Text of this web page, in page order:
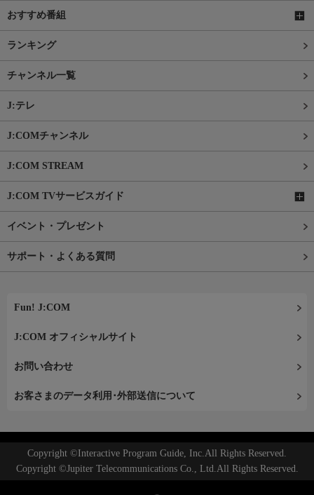
おすすめ番組
ランキング
チャンネル一覧
J:テレ
J:COMチャンネル
J:COM STREAM
J:COM TVサービスガイド
イベント・プレゼント
サポート・よくある質問
Fun! J:COM
J:COM オフィシャルサイト
お問い合わせ
お客さまのデータ利用･外部送信について
Copyright ©Interactive Program Guide, Inc.All Rights Reserved.
Copyright ©Jupiter Telecommunications Co., Ltd.All Rights Reserved.